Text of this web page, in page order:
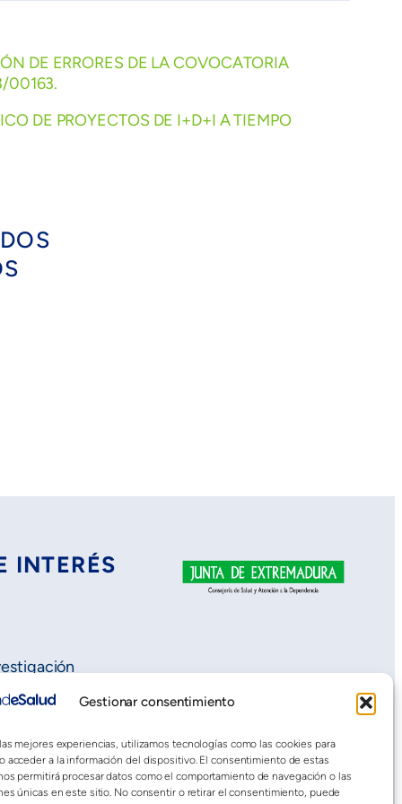
Gestionar consentimiento
mejores experiencias, utilizamos tecnologías como las cookies para
acceder a la información del dispositivo. El consentimiento de estas
permitirá procesar datos como el comportamiento de navegación o las
únicas en este sitio. No consentir o retirar el consentimiento, puede
DE ERRORES DE LA COVOCATORIA
00163.
DE PROYECTOS DE I+D+I A TIEMPO
INTERÉS